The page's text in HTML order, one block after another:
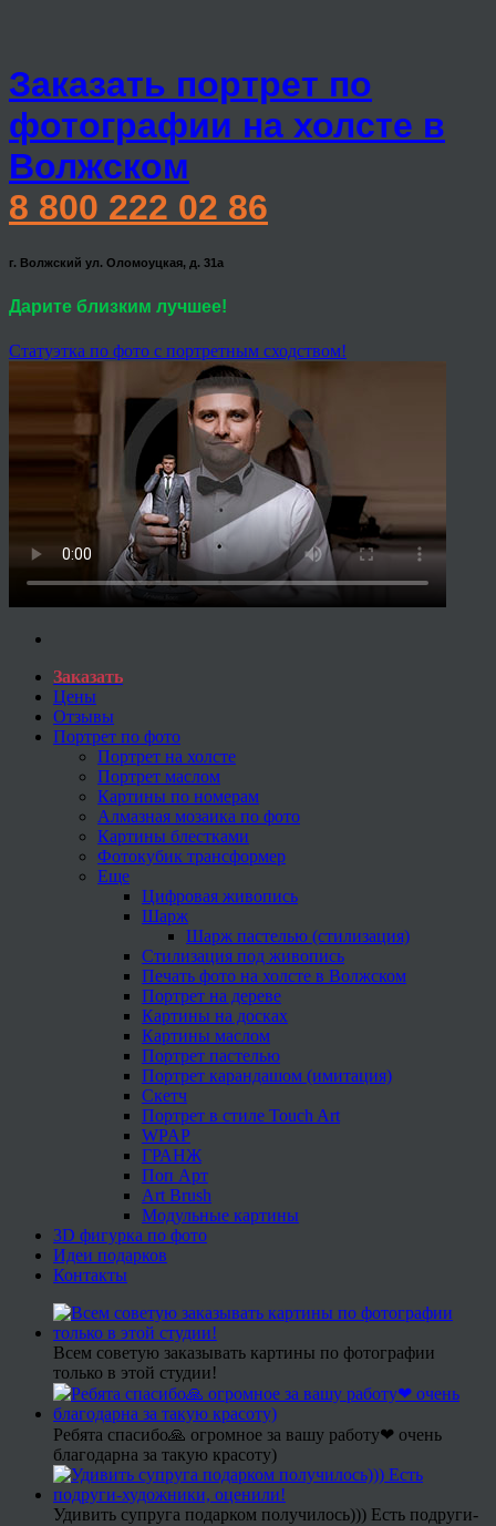
Заказать портрет по
фотографии на холсте в
Волжском
8 800 222 02 86
г. Волжский ул. Оломоуцкая, д. 31а
Дарите близким лучшее!
Статуэтка по фото с портретным сходством!
Заказать
Цены
Отзывы
Портрет по фото
Портрет на холсте
Портрет маслом
Картины по номерам
Алмазная мозаика по фото
Картины блестками
Фотокубик трансформер
Еще
Цифровая живопись
Шарж
Шарж пастелью (стилизация)
Стилизация под живопись
Печать фото на холсте в Волжском
Портрет на дереве
Картины на досках
Картины маслом
Портрет пастелью
Портрет карандашом (имитация)
Скетч
Портрет в стиле Touch Art
WPAP
ГРАНЖ
Поп Арт
Art Brush
Модульные картины
3D фигурка по фото
Идеи подарков
Контакты
Всем советую заказывать картины по фотографии
только в этой студии!
Ребята спасибо🙏 огромное за вашу работу❤ очень
благодарна за такую красоту)
Удивить супруга подарком получилось))) Есть подруги-